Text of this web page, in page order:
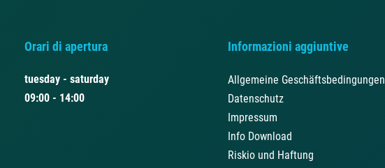
Orari di apertura
tuesday - saturday
09:00 - 14:00
Informazioni aggiuntive
Allgemeine Geschäftsbedingungen
Datenschutz
Impressum
Info Download
Riskio und Haftung